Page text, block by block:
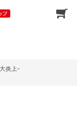
炎上-